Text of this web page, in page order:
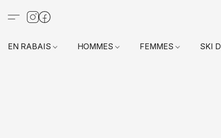
EN RABAIS HOMMES FEMMES SKI